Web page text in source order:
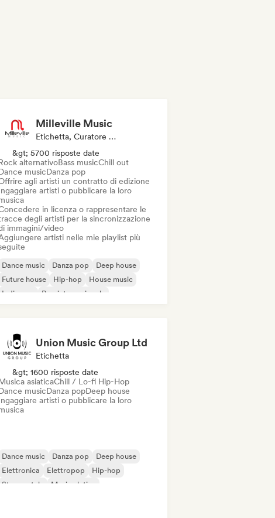
Milleville Music
Etichetta, Curatore Di Playlist, Editore, Sync Supervisor
&gt; 5700 risposte date
alternativoBass musicChill out
musicDanza pop
agli artisti un contratto di edizione
artisti o pubblicare la loro
in licenza o rappresentare le
degli artisti per la sincronizzazione
immagini/video
artisti nelle mie playlist più
Dance music Danza pop
Deep house
Future house
Hip-hop
House music
Indie pop
Pop internazionale
Union Music Group Ltd
Etichetta
&gt; 1600 risposte date
asiaticaChill / Lo-fi Hip-Hop
musicDanza popDeep house
artisti o pubblicare la loro
Dance music Danza pop
Deep house
Elettronica
Elettropop
Hip-hop
Strumentale
Musica latina